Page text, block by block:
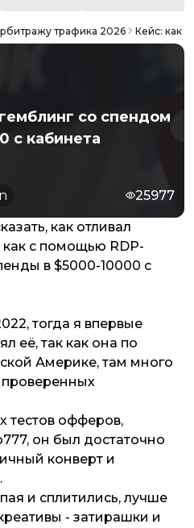
трафика 2026 Кейс: как
со спендом
с кабинета
25977
как отливал
с помощью RDP-
в $5000-10000 с
тогда я впервые
её, так как она по
Америке, там много
тестов офферов,
он был достаточно
конверт и
и сплитились, лучше
- затирашки и